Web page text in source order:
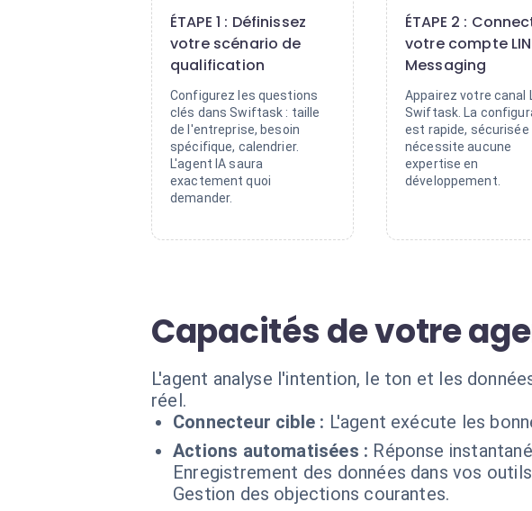
ÉTAPE 1 : Définissez
votre scénario de
qualification
Configurez les questions
clés dans Swiftask : taille
de l'entreprise, besoin
spécifique, calendrier.
L'agent IA saura
exactement quoi
demander.
ÉTAPE 2 :
votre compte
Messaging
Appairez votre canal
Swiftask. La
est rapide, sécurisée
nécessite aucune
expertise en
développement.
Capacités de votre
L'agent analyse l'intention, le ton et les
réel.
Connecteur cible : L'agent exécute les
Actions automatisées : Réponse
Enregistrement des données dans vos
Gestion des objections courantes.